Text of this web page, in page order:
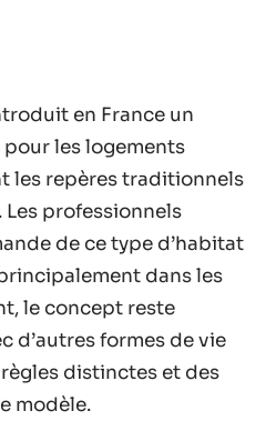
en France un
les logements
les repères traditionnels
professionnels
de ce type d’habitat
dans les
le concept reste
d’autres formes de vie
distinctes et des
modèle.